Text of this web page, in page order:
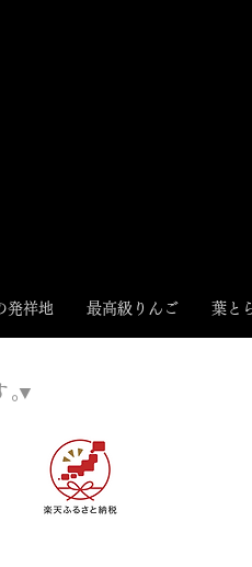
発祥地 最高級りんご 葉と
。
​▼